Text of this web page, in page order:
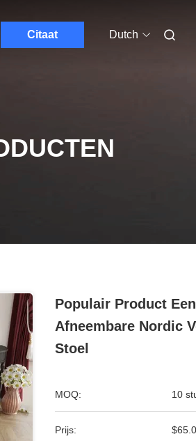
Citaat Dutch
Populair Product
Afneembare Nordic
Stoel
MOQ: 10
Prijs: